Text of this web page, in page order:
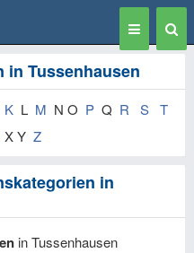
Toggle
navigation
in Tussenhausen
K L M N O P Q R S T
X Y Z
in
in Tussenhausen